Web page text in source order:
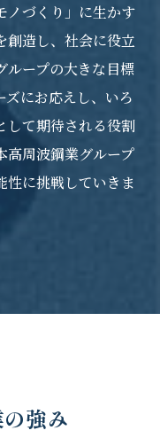
ノづくり」に生かす
創造し、社会に役立
ループの大きな目標
にお応えし、いろ
して期待される役割
高周波鋼業グループ
性に挑戦していきま
強み